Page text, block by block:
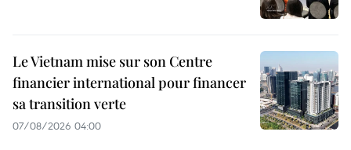
Le Vietnam mise sur son Centre
financier international pour financer
sa transition verte
07/08/2026 04:00